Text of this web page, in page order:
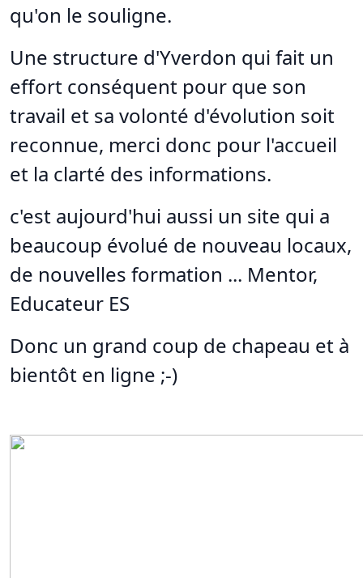
qu'on le souligne.
Une structure d'Yverdon qui fait un
effort conséquent pour que son
travail et sa volonté d'évolution soit
reconnue, merci donc pour l'accueil
et la clarté des informations.
c'est aujourd'hui aussi un site qui a
beaucoup évolué de nouveau locaux,
de nouvelles formation ... Mentor,
Educateur ES
Donc un grand coup de chapeau et à
bientôt en ligne ;-)